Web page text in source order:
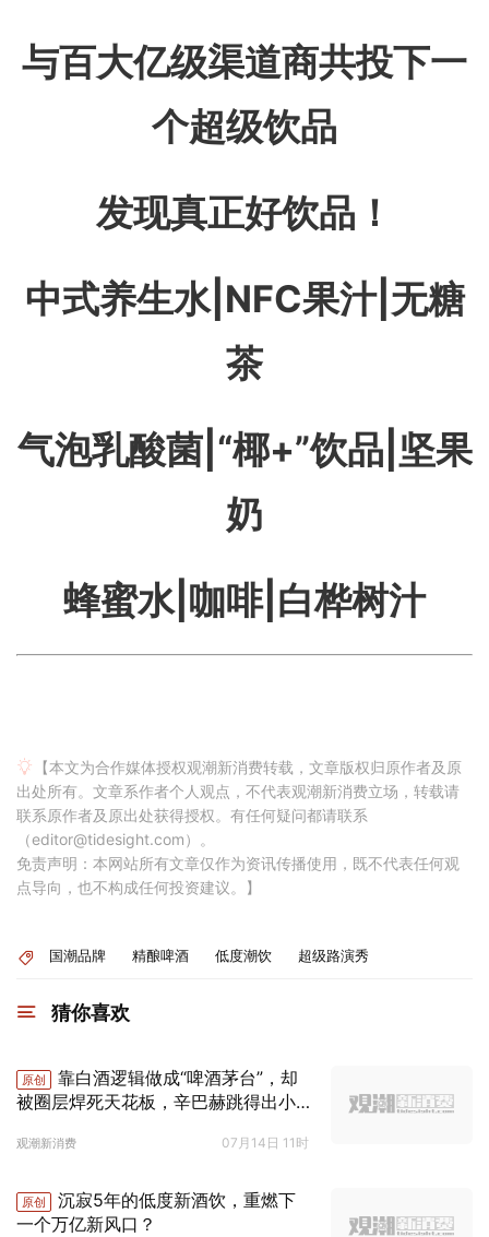
与百大亿级渠道商共投下一
个超级饮品
发现真正好饮品！
中式养生水|NFC果汁|无糖
茶
气泡乳酸菌|“椰+”饮品|坚果
奶
蜂蜜水|咖啡|白桦树汁
【本文为合作媒体授权观潮新消费转载，文章版权归原作者及原
出处所有。文章系作者个人观点，不代表观潮新消费立场，转载请
联系原作者及原出处获得授权。有任何疑问都请联系
（editor@tidesight.com）。
免责声明：本网站所有文章仅作为资讯传播使用，既不代表任何观
点导向，也不构成任何投资建议。】
国潮品牌 精酿啤酒 低度潮饮 超级路演秀
猜你喜欢
原创
靠白酒逻辑做成“啤酒茅台”，却
被圈层焊死天花板，辛巴赫跳得出小
观潮新消费 07月14日 11时
原创
沉寂5年的低度新酒饮，重燃下
一个万亿新风口？